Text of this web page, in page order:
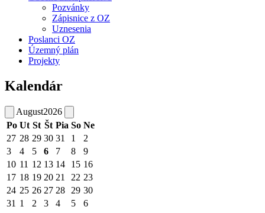
Pozvánky
Zápisnice z OZ
Uznesenia
Poslanci OZ
Územný plán
Projekty
Kalendár
August2026
Po Ut St Št Pia So Ne
27 28 29 30 31 1
2
3
4 5 6 7 8
9
10 11 12 13 14 15 16
17 18 19 20 21 22 23
24 25 26 27 28 29 30
31 1 2 3 4 5 6